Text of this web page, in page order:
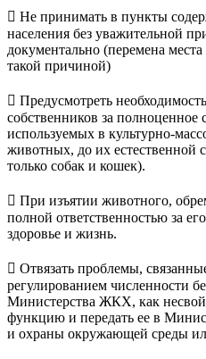
 Не принимать в пункты
населения без уважительной
документально (перемена
такой причиной)
 Предусмотреть
собственников за
используемых в культурно-
животных, до их естественной
только собак и кошек).
 При изъятии животного,
полной ответственностью за
здоровье и жизнь.
 Отвязать проблемы,
регулированием численности
Министерства ЖКХ, как
функцию и передать ее в
и охраны окружающей среды